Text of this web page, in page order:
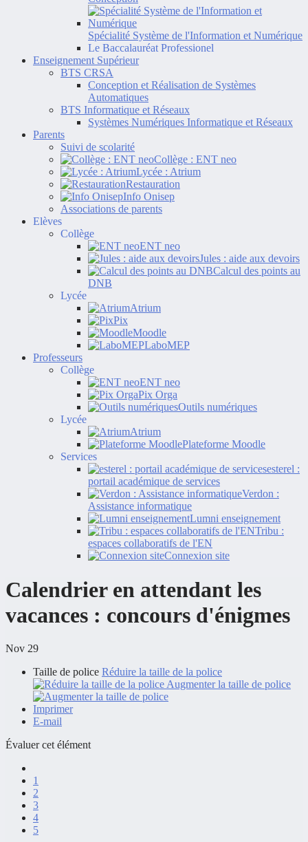
Spécialité Système de l'Information et Numérique
Le Baccalauréat Professionel
Enseignement Supérieur
BTS CRSA
Conception et Réalisation de Systèmes
Automatiques
BTS Informatique et Réseaux
Systèmes Numériques Informatique et Réseaux
Parents
Suivi de scolarité
Collège : ENT neo
Lycée : Atrium
Restauration
Info Onisep
Associations de parents
Elèves
Collège
ENT neo
Jules : aide aux devoirs
Calcul des points au
DNB
Lycée
Atrium
Pix
Moodle
LaboMEP
Professeurs
Collège
ENT neo
Pix Orga
Outils numériques
Lycée
Atrium
Plateforme Moodle
Services
esterel :
portail académique de services
Verdon :
Assistance informatique
Lumni enseignement
Tribu :
espaces collaboratifs de l'EN
Connexion site
Calendrier en attendant les
vacances : concours d'énigmes
Nov 29
Taille de police Réduire la taille de la police
Augmenter la taille de police
Imprimer
E-mail
Évaluer cet élément
1
2
3
4
5